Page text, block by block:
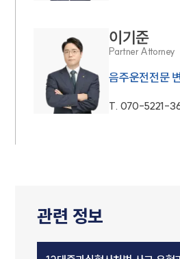
이기준
Partner Attorney
음주운전전문
T. 070-5221-
관련 정보